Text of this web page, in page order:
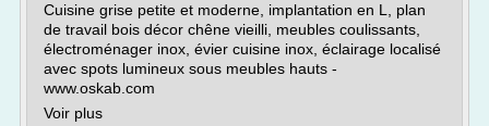
Cuisine grise petite et moderne, implantation en L, plan
de travail bois décor chêne vieilli, meubles coulissants,
électroménager inox, évier cuisine inox, éclairage localisé
avec spots lumineux sous meubles hauts -
www.oskab.com
Voir plus